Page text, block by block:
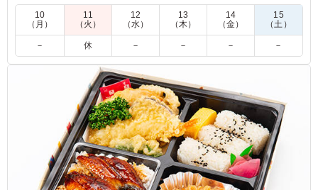
5.0
値段の割にはとてもボリュームがありました。
法事・お葬式
奈良県香芝市上中2024/06/24
10
（月）
11
（火）
12
（水）
13
（木）
14
（金）
15
（土）
－ 休 － － － －